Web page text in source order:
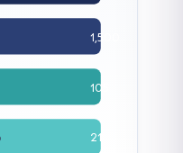
1,500
105
21